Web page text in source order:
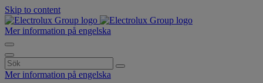
Skip to content
Mer information på engelska
Search
for:
Mer information på engelska